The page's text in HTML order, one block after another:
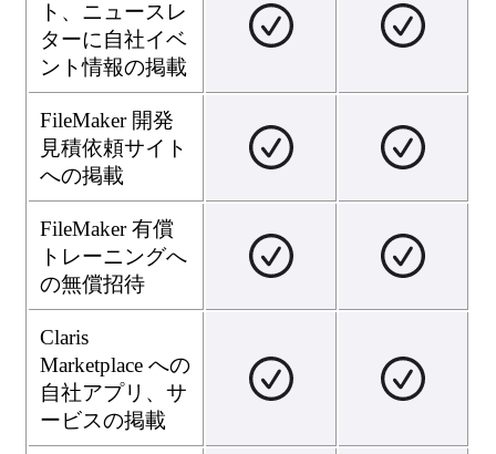
ト、ニュースレ
ターに自社イベ
ント情報の掲載
FileMaker 開発
見積依頼サイト
への掲載
FileMaker 有償
トレーニングへ
の無償招待
Claris
Marketplace への
自社アプリ、サ
ービスの掲載